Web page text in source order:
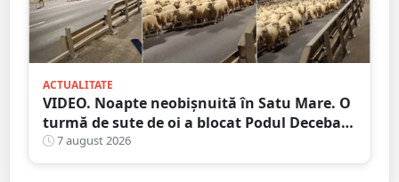
ACTUALITATE
VIDEO. Noapte neobișnuită în Satu Mare. O
turmă de sute de oi a blocat Podul Decebal.
Gest de apreciat al ciobanului
7 august 2026